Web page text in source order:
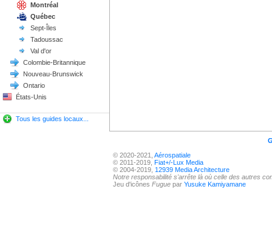
Montréal
Québec
Sept-Îles
Tadoussac
Val d'or
Colombie-Britannique
Nouveau-Brunswick
Ontario
États-Unis
Tous les guides locaux...
© 2020-2021, Aérospatiale
© 2011-2019, Fiat+/-Lux Media
© 2004-2019, 12939 Media Architecture
Notre responsabilité s'arrête là où celle des autres
Jeu d'icônes Fugue par Yusuke Kamiyamane